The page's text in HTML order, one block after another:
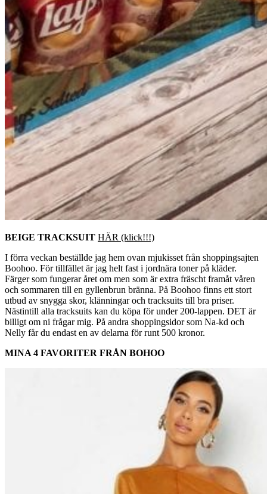
BEIGE TRACKSUIT HÄR (klick!!!)
I förra veckan beställde jag hem ovan mjukisset från shoppingsajten
Boohoo. För tillfället är jag helt fast i jordnära toner på kläder.
Färger som fungerar året om men som är extra fräscht framåt våren
och sommaren till en gyllenbrun bränna. På Boohoo finns ett stort
utbud av snygga skor, klänningar och tracksuits till bra priser.
Nästintill alla tracksuits kan du köpa för under 200-lappen. DET är
billigt om ni frågar mig. På andra shoppingsidor som Na-kd och
Nelly får du endast en av delarna för runt 500 kronor.
MINA 4 FAVORITER FRÅN BOHOO